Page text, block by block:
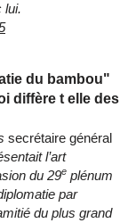
lui.
du bambou"
diffère t elle des
secrétaire général
l’art
du 29e plénum
par
du plus grand